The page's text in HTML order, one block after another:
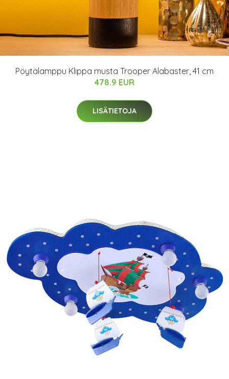
Pöytälamppu Klippa musta Trooper Alabaster, 41 cm
478.9 EUR
LISÄTIETOJA